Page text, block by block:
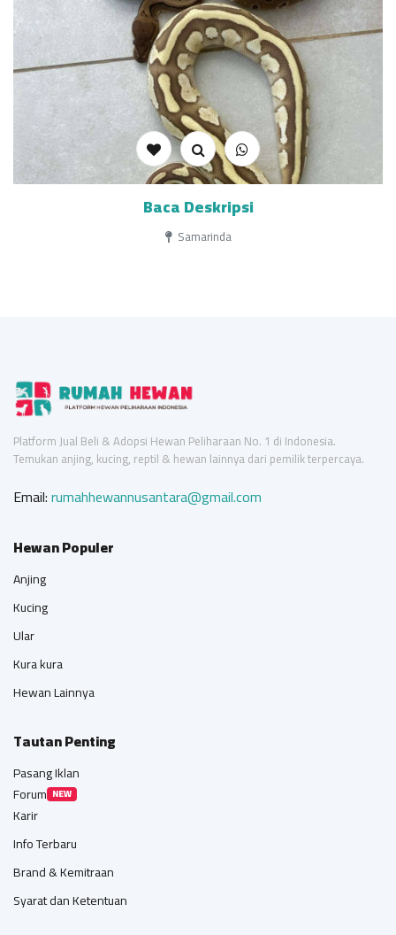
Baca Deskripsi
Samarinda
Platform Jual Beli & Adopsi Hewan Peliharaan No. 1 di Indonesia.
Temukan anjing, kucing, reptil & hewan lainnya dari pemilik terpercaya.
Email:rumahhewannusantara@gmail.com
Hewan Populer
Anjing
Kucing
Ular
Kura kura
Hewan Lainnya
Tautan Penting
Pasang Iklan
Forum NEW
Karir
Info Terbaru
Brand & Kemitraan
Syarat dan Ketentuan